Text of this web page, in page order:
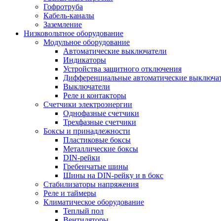
Гофротруба
Кабель-каналы
Заземление
Низковольтное оборудование
Модульное оборудование
Автоматические выключатели
Индикаторы
Устройства защитного отключения
Дифференциальные автоматические
Выключатели
Реле и контакторы
Счетчики электроэнергии
Однофазные счетчики
Трехфазные счетчики
Боксы и принадлежности
Пластиковые боксы
Металлические боксы
DIN-рейки
Гребенчатые шины
Шины на DIN-рейку и в бокс
Стабилизаторы напряжения
Реле и таймеры
Климатическое оборудование
Теплый пол